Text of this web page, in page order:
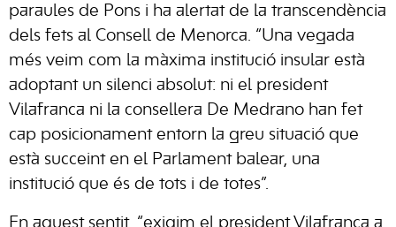
paraules de Pons i ha alertat de la transcendència
dels fets al Consell de Menorca. “Una vegada
més veim com la màxima institució insular està
adoptant un silenci absolut: ni el president
Vilafranca ni la consellera De Medrano han fet
cap posicionament entorn la greu situació que
està succeint en el Parlament balear, una
institució que és de tots i de totes”.
En aquest sentit, “exigim el president Vilafranca a